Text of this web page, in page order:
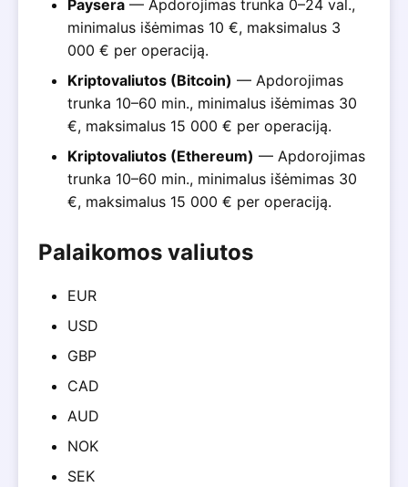
Paysera— Apdorojimas trunka 0–24 val.,
minimalus išėmimas 10 €, maksimalus 3
000 € per operaciją.
Kriptovaliutos (Bitcoin) — Apdorojimas
trunka 10–60 min., minimalus išėmimas 30
€, maksimalus 15 000 € per operaciją.
Kriptovaliutos (Ethereum) — Apdorojimas
trunka 10–60 min., minimalus išėmimas 30
€, maksimalus 15 000 € per operaciją.
Palaikomos valiutos
EUR
USD
GBP
CAD
AUD
NOK
SEK